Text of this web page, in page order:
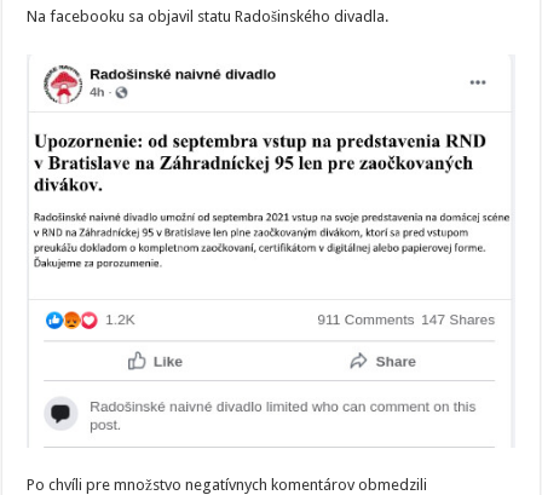
Na facebooku sa objavil statu Radošinského divadla.
Po chvíli pre množstvo negatívnych komentárov obmedzili